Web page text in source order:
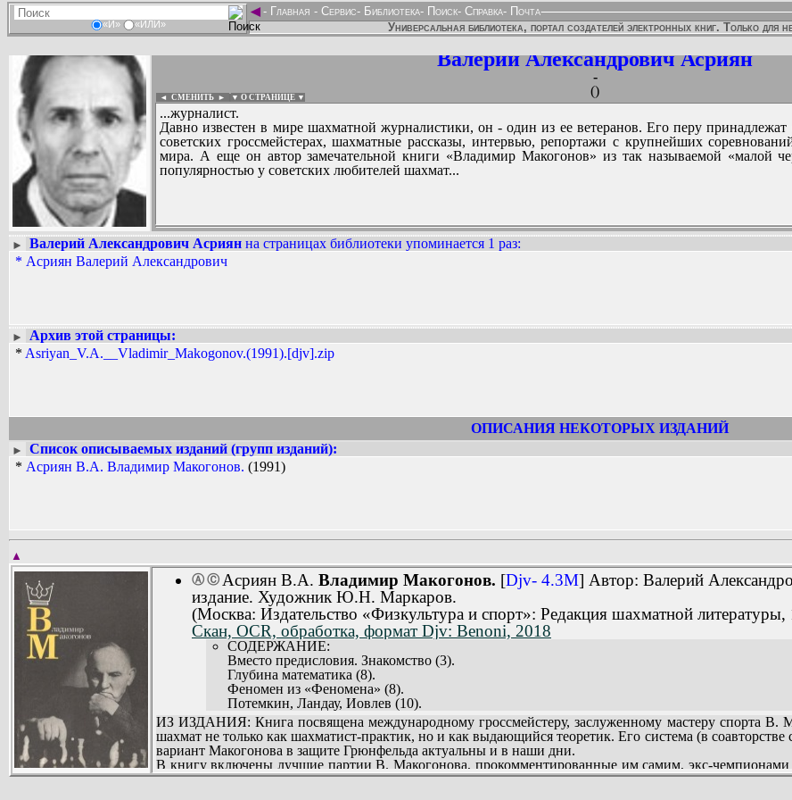
«И» «ИЛИ»
◄- Главная - Сервис- Библиотека- Поиск- Справка- Почта
Универсальная библиотека, портал создателей электронных книг. Только для
Валерий Александрович Асриян
-
()
◄ СМЕНИТЬ ► ▼ О СТРАНИЦЕ ▼
...журналист.
Давно известен в мире шахматной журналистики, он - один из ее ветеранов. Его перу
советских гроссмейстерах, шахматные рассказы, интервью, репортажи с крупнейших
мира. А еще он автор замечательной книги «Владимир Макогонов» из так называемой «малой
популярностью у советских любителей шахмат...
Вадим Ершов...
...
► Валерий Александрович Асриян на страницах библиотеки упоминается 1 раз:
* Асриян Валерий Александрович
►
Архив этой страницы:
* Asriyan_V.A.__Vladimir_Makogonov.(1991).[djv].zip
ОПИСАНИЯ НЕКОТОРЫХ ИЗДАНИЙ
►
Список описываемых изданий (групп изданий):
* Асриян В.А. Владимир Макогонов. (1991)
▲
Ⓐ Ⓒ Асриян В.А. Владимир Макогонов. [Djv- 4.3M] Автор: Валерий
издание. Художник Ю.Н. Маркаров.
(Москва: Издательство «Физкультура и спорт»: Редакция шахматной литературы,
Скан, OCR, обработка, формат Djv: Benoni, 2018
СОДЕРЖАНИЕ:
Вместо предисловия. Знакомство (3).
Глубина математика (8).
Феномен из «Феномена» (8).
Потемкин, Ландау, Иовлев (10).
Дебютант становится мастером (15).
Дороги, которые мы выбираем (17).
Возвращение (20).
Лихорадка в турнирной «лихорадке» (23).
Гроза могучих чемпионов (26).
ИЗ ИЗДАНИЯ: Книга посвящена международному гроссмейстеру, заслуженному мастеру спорта В.
шахмат не только как шахматист-практик, но и как выдающийся теоретик. Его система (в
вариант Макогонова в защите Грюнфельда актуальны и в наши дни.
В книгу включены лучшие партии В. Макогонова, прокомментированные им самим, экс-
чемпионом мира Г. Каспаровым, а также гроссмейстерами С. Флором, А. Лилиенталем, Г.